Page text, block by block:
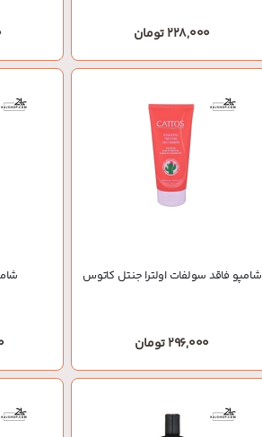
228,000 تومان
شامپو فاقد سولفات اولترا جنتل کاتوس
296,000 تومان